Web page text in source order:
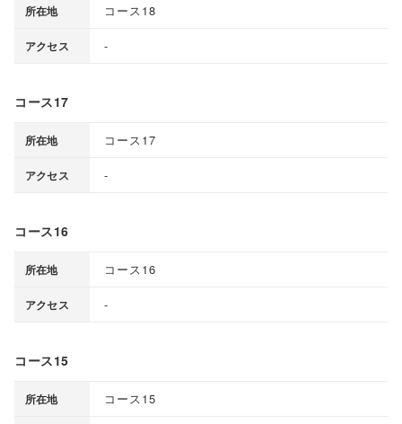
所在地 コース18
アクセス -
コース17
所在地 コース17
アクセス -
コース16
所在地 コース16
アクセス -
コース15
所在地 コース15